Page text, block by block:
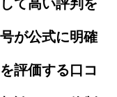
て高い評判を
が公式に明確
評価する口コ